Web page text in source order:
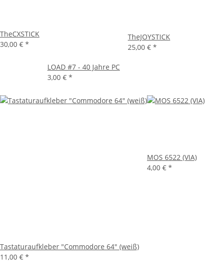
TheCXSTICK
30,00 € *
LOAD #7 - 40 Jahre PC
3,00 € *
TheJOYSTICK
25,00 € *
Tastaturaufkleber "Commodore 64" (weiß)
11,00 € *
MOS 6522 (VIA)
4,00 € *